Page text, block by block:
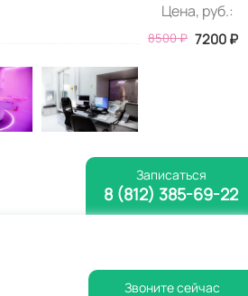
Цена, руб.:
8500₽ 7200₽
Записаться
8 (812) 385-69-22
Звоните сейчас